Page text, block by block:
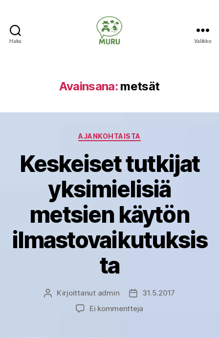
Haku Valikko
Avainsana: metsät
Kategoriat
AJANKOHTAISTA
Keskeiset tutkijat
yksimielisiä
metsien käytön
ilmastovaikutuksis
ta
Kirjoittaja
Kirjoittanut admin Julkaisupäivämäärä
31.5.2017
Ei kommentteja